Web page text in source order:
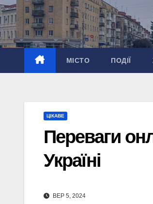
Перейти
до
вмісту
МІСТО ПОДІЇ
ЦІКАВЕ
Переваги
Україні
ВЕР 5, 2024